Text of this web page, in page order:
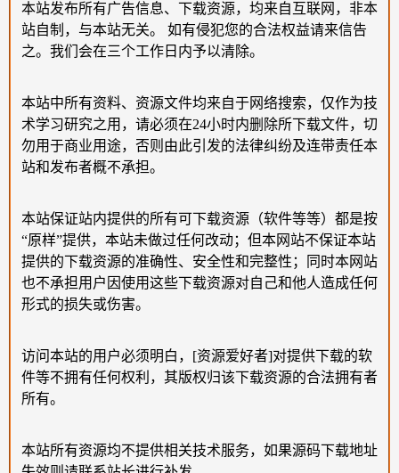
本站发布所有广告信息、下载资源，均来自互联网，非本
站自制，与本站无关。 如有侵犯您的合法权益请来信告
之。我们会在三个工作日内予以清除。
本站中所有资料、资源文件均来自于网络搜索，仅作为技
术学习研究之用，请必须在24小时内删除所下载文件，切
勿用于商业用途，否则由此引发的法律纠纷及连带责任本
站和发布者概不承担。
本站保证站内提供的所有可下载资源（软件等等）都是按
“原样”提供，本站未做过任何改动；但本网站不保证本站
提供的下载资源的准确性、安全性和完整性；同时本网站
也不承担用户因使用这些下载资源对自己和他人造成任何
形式的损失或伤害。
访问本站的用户必须明白，[资源爱好者]对提供下载的软
件等不拥有任何权利，其版权归该下载资源的合法拥有者
所有。
本站所有资源均不提供相关技术服务，如果源码下载地址